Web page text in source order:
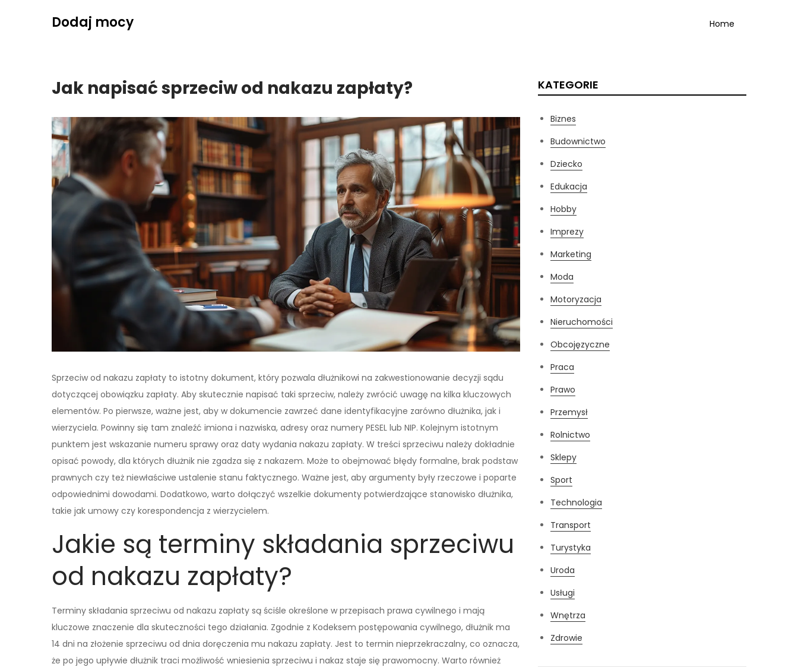
Dodaj mocy Home
Jak napisać sprzeciw od nakazu zapłaty?
Sprzeciw od nakazu zapłaty to istotny dokument, który pozwala dłużnikowi na zakwestionowanie decyzji sądu
dotyczącej obowiązku zapłaty. Aby skutecznie napisać taki sprzeciw, należy zwrócić uwagę na kilka kluczowych
elementów. Po pierwsze, ważne jest, aby w dokumencie zawrzeć dane identyfikacyjne zarówno dłużnika, jak i
wierzyciela. Powinny się tam znaleźć imiona i nazwiska, adresy oraz numery PESEL lub NIP. Kolejnym istotnym
punktem jest wskazanie numeru sprawy oraz daty wydania nakazu zapłaty. W treści sprzeciwu należy dokładnie
opisać powody, dla których dłużnik nie zgadza się z nakazem. Może to obejmować błędy formalne, brak podstaw
prawnych czy też niewłaściwe ustalenie stanu faktycznego. Ważne jest, aby argumenty były rzeczowe i poparte
odpowiednimi dowodami. Dodatkowo, warto dołączyć wszelkie dokumenty potwierdzające stanowisko dłużnika,
takie jak umowy czy korespondencja z wierzycielem.
Jakie są terminy składania sprzeciwu
od nakazu zapłaty?
Terminy składania sprzeciwu od nakazu zapłaty są ściśle określone w przepisach prawa cywilnego i mają
kluczowe znaczenie dla skuteczności tego działania. Zgodnie z Kodeksem postępowania cywilnego, dłużnik ma
14 dni na złożenie sprzeciwu od dnia doręczenia mu nakazu zapłaty. Jest to termin nieprzekraczalny, co oznacza,
że po jego upływie dłużnik traci możliwość wniesienia sprzeciwu i nakaz staje się prawomocny. Warto również
KATEGORIE
Biznes
Budownictwo
Dziecko
Edukacja
Hobby
Imprezy
Marketing
Moda
Motoryzacja
Nieruchomości
Obcojęzyczne
Praca
Prawo
Przemysł
Rolnictwo
Sklepy
Sport
Technologia
Transport
Turystyka
Uroda
Usługi
Wnętrza
Zdrowie